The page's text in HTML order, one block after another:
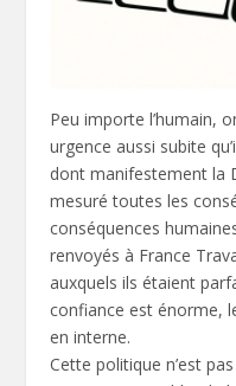
Peu importe l’humain,
urgence aussi subite
dont manifestement la
mesuré toutes les
conséquences
renvoyés à France
auxquels ils étaient
confiance est énorme,
en interne.
Cette politique n’est